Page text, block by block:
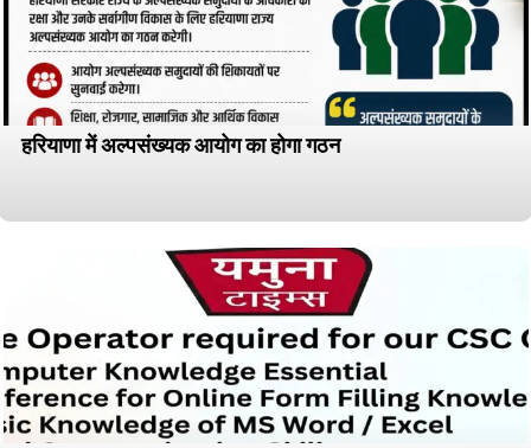
हरियाणा में अल्पसंख्यक आयोग का होगा गठन